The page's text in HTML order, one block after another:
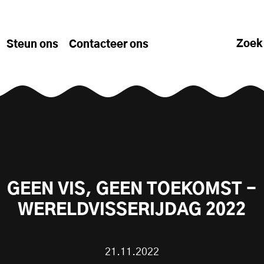
Steun ons Contacteer ons Zoek
GEEN VIS, GEEN TOEKOMST -
WERELDVISSERIJDAG 2022
21.11.2022